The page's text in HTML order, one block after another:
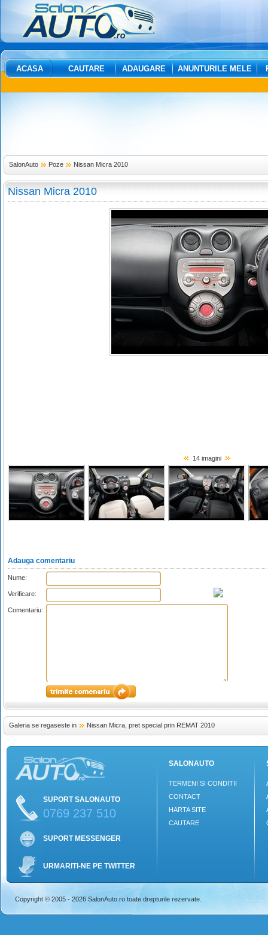
ACASA CAUTARE ADAUGARE ANUNTURILE MELE
SalonAuto Poze Nissan Micra 2010
Nissan Micra 2010
14 imagini
Adauga comentariu
Nume:
Verificare:
Comentariu:
Galeria se regaseste in Nissan Micra, pret special prin REMAT 2010
SUPORT SALONAUTO
0769 237 510
SUPORT MESSENGER
URMARITI-NE PE TWITTER
SALONAUTO
TERMENI SI CONDITII
CONTACT
HARTA SITE
CAUTARE
Copyright © 2005 - 2026 SalonAuto.ro toate drepturile rezervate.